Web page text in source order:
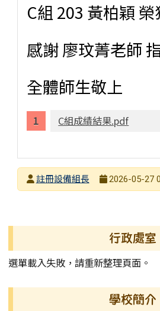
C組 203 黃柏穎
感謝 廖玟菁老師
全體師生敬上
C組成績結果.pdf
發布者
註冊設備組長
2026-05-27
行政處室
選單載入失敗，請重新整理頁面。
學校簡介